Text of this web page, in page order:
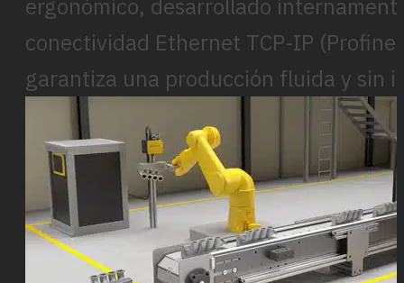
ergonómico, desarrollado
conectividad Ethernet TCP-IP
garantiza una producción fluida y sin